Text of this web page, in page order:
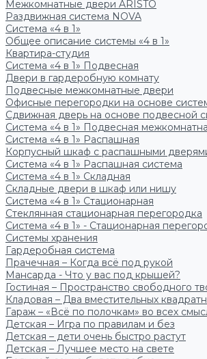
Межкомнатные двери ARISTO
Раздвижная система NOVA
Система «4 в 1»
Общее описание системы «4 в 1»
Квартира-студия
Система «4 в 1» Подвесная
Двери в гардеробную комнату
Подвесные межкомнатные двери
Офисные перегородки на основе
Сдвижная дверь на основе подвесной
Система «4 в 1» Подвесная
Система «4 в 1» Распашная
Корпусный шкаф с распашными
Система «4 в 1» Распашная система
Система «4 в 1» Складная
Складные двери в шкаф или нишу
Система «4 в 1» Стационарная
Стеклянная стационарная перегородка
Система «4 в 1» - Стационарная
Системы хранения
Гардеробная система
Прачечная – Когда всё под рукой
Мансарда - Что у вас под крышей?
Гостиная – Пространство свободного
Кладовая – Два вместительных
Гараж – «Всё по полочкам» во всех
Детская – Игра по правилам и без
Детская – дети очень быстро растут
Детская – Лучшее место на свете